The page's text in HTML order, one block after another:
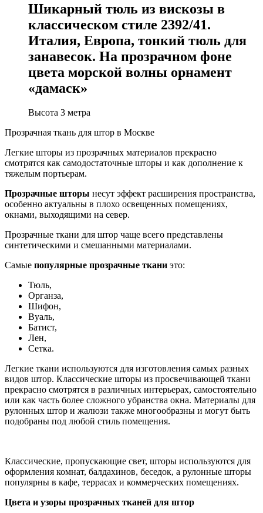
Шикарный тюль из вискозы в
классическом стиле 2392/41.
Италия, Европа, тонкий тюль для
занавесок. На прозрачном фоне
цвета морской волны орнамент
«дамаск»
Высота 3 метра
Прозрачная ткань для штор в Москве
Легкие шторы из прозрачных материалов прекрасно
смотрятся как самодостаточные шторы и как дополнение к
тяжелым портьерам.
Прозрачные шторы несут эффект расширения пространства,
особенно актуальны в плохо освещенных помещениях,
окнами, выходящими на север.
Прозрачные ткани для штор чаще всего представлены
синтетическими и смешанными материалами.
Самые популярные прозрачные ткани это:
Тюль,
Органза,
Шифон,
Вуаль,
Батист,
Лен,
Сетка.
Легкие ткани используются для изготовления самых разных
видов штор. Классические шторы из просвечивающей ткани
прекрасно смотрятся в различных интерьерах, самостоятельно
или как часть более сложного убранства окна. Материалы для
рулонных штор и жалюзи также многообразны и могут быть
подобраны под любой стиль помещения.
Классические, пропускающие свет, шторы используются для
оформления комнат, балдахинов, беседок, а рулонные шторы
популярны в кафе, террасах и коммерческих помещениях.
Цвета и узоры прозрачных тканей для штор